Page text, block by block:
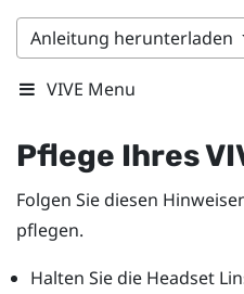
Anleitung herunterladen
VIVE Menu
Pflege Ihres
Folgen Sie diesen
pflegen.
Halten Sie die Headset